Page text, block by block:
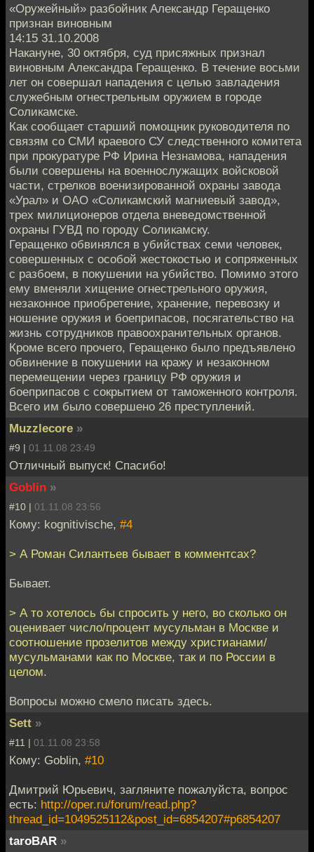
«Оружейный» разбойник Александр Геращенко
признан виновным
14:15 31.10.2008
Накануне, 30 октября, суд присяжных признал
виновным Александра Геращенко. В течение восьми
лет он совершал нападения с целью завладения
служебным огнестрельным оружием в городе
Соликамске.
Как сообщает старший помощник руководителя по
связям со СМИ краевого СУ следственного комитета
при прокуратуре РФ Ирина Незнамова, нападения
были совершены на военнослужащих войсковой
части, стрелков военизированной охраны завода
«Урал» и ОАО «Соликамский магниевый завод»,
трех милиционеров отдела вневедомственной
охраны ГУВД по городу Соликамску.
Геращенко обвинялся в убийствах семи человек,
совершенных с особой жестокостью и сопряженных
с разбоем, в покушении на убийство. Помимо этого
ему вменяли хищение огнестрельного оружия,
незаконное приобретение, хранение, перевозку и
ношение оружия и боеприпасов, посягательство на
жизнь сотрудников правоохранительных органов.
Кроме всего прочего, Геращенко было предъявлено
обвинение в покушении на кражу и незаконном
перемещении через границу РФ оружия и
боеприпасов с сокрытием от таможенного контроля.
Всего им было совершено 26 преступлений.
Muzzlecore »
#9 | 01.11.08 23:49
Отличный выпуск! Спасибо!
Goblin »
#10 | 01.11.08 23:56
Кому: kognitivische, #4
> А Роман Силантьев бывает в комментсах?
Бывает.
> А то хотелось бы спросить у него, во сколько он
оценивает число/процент мусульман в Москве и
соотношение прозелитов между христианами/
мусульманами как по Москве, так и по России в
целом.
Вопросы можно смело писать здесь.
Sett »
#11 | 01.11.08 23:58
Кому: Goblin, #10
Дмитрий Юрьевич, загляните пожалуйста, вопрос
есть: http://oper.ru/forum/read.php?
thread_id=1049525112&post_id=6854207#p6854207
taroBAR »